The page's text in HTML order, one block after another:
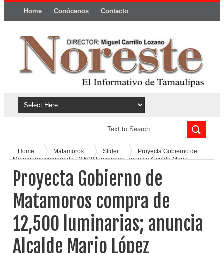
Home Conócenos Contacto
Home Matamoros Slider
Proyecta Gobierno de
Matamoros compra de 12,500 luminarias; anuncia Alcalde Mario
Proyecta Gobierno de
Matamoros compra de
12,500 luminarias; anuncia
Alcalde Mario López